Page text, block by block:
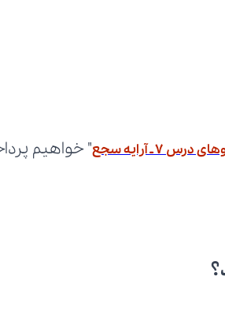
7 ـ آرایه سجع